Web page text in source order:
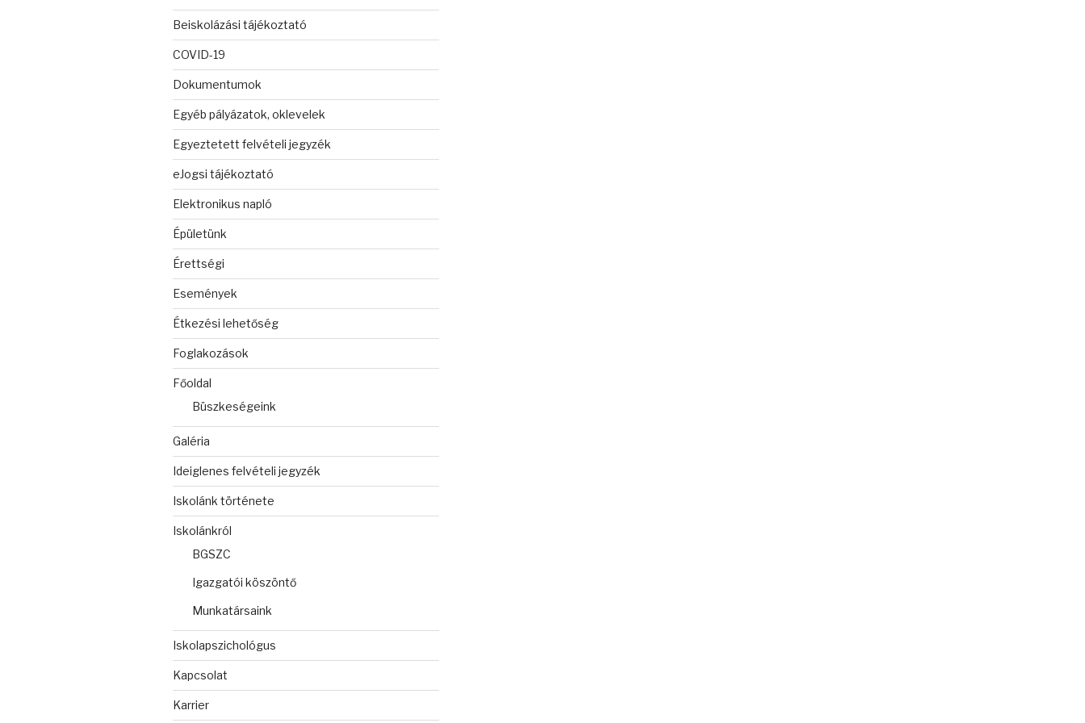
Beiskolázási tájékoztató
COVID-19
Dokumentumok
Egyéb pályázatok, oklevelek
Egyeztetett felvételi jegyzék
eJogsi tájékoztató
Elektronikus napló
Épületünk
Érettségi
Események
Étkezési lehetőség
Foglakozások
Főoldal
Büszkeségeink
Galéria
Ideiglenes felvételi jegyzék
Iskolánk története
Iskolánkról
BGSZC
Igazgatói köszöntő
Munkatársaink
Iskolapszichológus
Kapcsolat
Karrier